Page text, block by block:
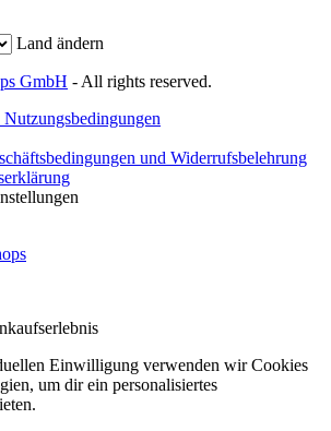
Land ändern
GmbH - All rights reserved.
und Widerrufsbelehrung
Einwilligung verwenden wir Cookies
um dir ein personalisiertes